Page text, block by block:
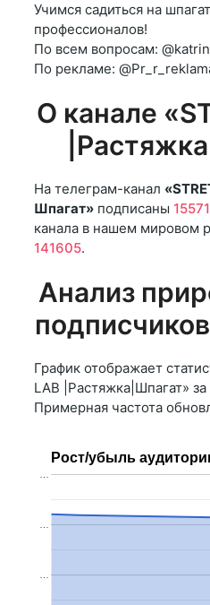
Учимся садиться на
профессионалов!
По всем вопросам:
По рекламе:
О канале
На телеграм-канал
Шпагат» подписаны
канала в нашем мировом
141605.
Анализ
График отображает
LAB |Растяжка|Шпагат»
Примерная частота
Рост/убыль
…
…
…